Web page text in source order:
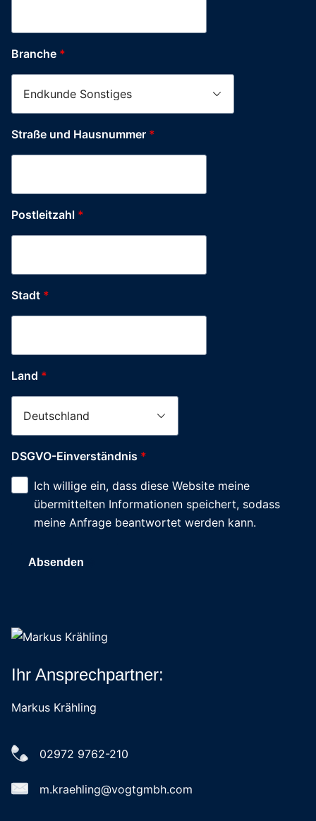
Branche *
Straße und Hausnummer *
Postleitzahl *
Stadt *
Land *
DSGVO-Einverständnis *
Ich willige ein, dass diese Website meine
übermittelten Informationen speichert, sodass
meine Anfrage beantwortet werden kann.
Absenden
Ihr Ansprechpartner:
Markus Krähling
02972 9762-210
m.kraehling@vogtgmbh.com